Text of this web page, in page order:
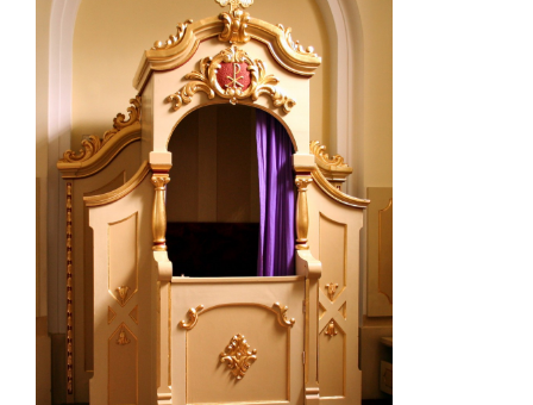
Larger
Image